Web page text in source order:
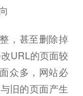
，甚至删除掉
URL的页面较
众多，网站必
旧的页面产生